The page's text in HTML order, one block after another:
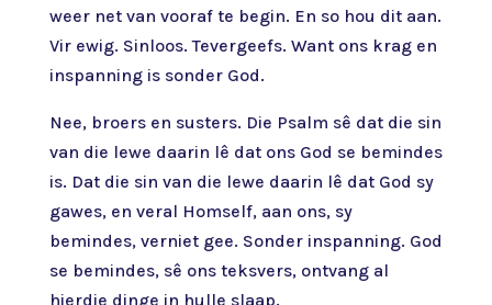
weer net van vooraf te begin. En so hou dit aan.
Vir ewig. Sinloos. Tevergeefs. Want ons krag en
inspanning is sonder God.
Nee, broers en susters. Die Psalm sê dat die sin
van die lewe daarin lê dat ons God se bemindes
is. Dat die sin van die lewe daarin lê dat God sy
gawes, en veral Homself, aan ons, sy
bemindes, verniet gee. Sonder inspanning. God
se bemindes, sê ons teksvers, ontvang al
hierdie dinge in hulle slaap.